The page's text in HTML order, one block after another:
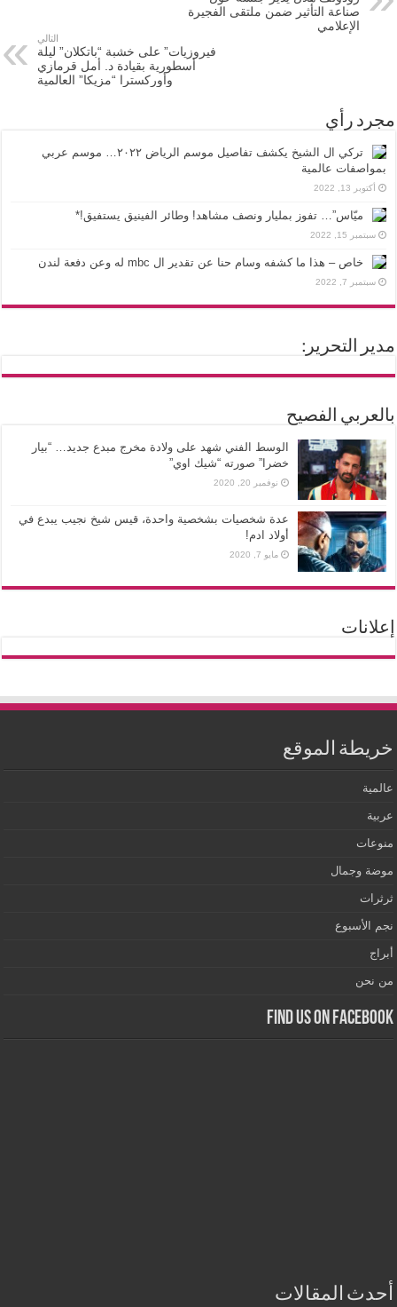
صناعة التأثير ضمن ملتقى الفجيرة
الإعلامي
التالي
فيروزيات” على خشبة “باتكلان” ليلة
أسطورية بقيادة د. أمل قرمازي
وأوركسترا “مزيكا” العالمية
مجرد رأي
تركي ال الشيخ يكشف تفاصيل موسم الرياض ٢٠٢٢… موسم عربي
بمواصفات عالمية
أكتوبر 13, 2022
ميّاس”… تفوز بمليار ونصف مشاهد! وطائر الفينيق يستفيق!*
سبتمبر 15, 2022
خاص – هذا ما كشفه وسام حنا عن تقدير ال mbc له وعن دفعة لندن
سبتمبر 7, 2022
مدير التحرير:
بالعربي الفصيح
الوسط الفني شهد على ولادة مخرج مبدع جديد… “بيار
خضرا” صورته “شيك اوي”
نوفمبر 20, 2020
عدة شخصيات بشخصية واحدة، قيس شيخ نجيب يبدع في
أولاد ادم!
مايو 7, 2020
إعلانات
خريطة الموقع
عالمية
عربية
منوعات
موضة وجمال
ثرثرات
نجم الأسبوع
أبراج
من نحن
Find us on Facebook
أحدث المقالات